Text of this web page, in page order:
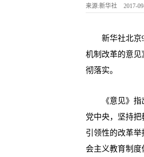
来源:新华社 2017-
新华社北京9
机制改革的意
彻落实。
《意见》指出
党中央，坚持把
引领性的改革
会主义教育制